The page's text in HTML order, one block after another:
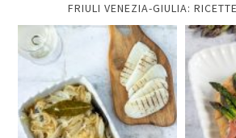
FRIULI VENEZIA-GIULIA: